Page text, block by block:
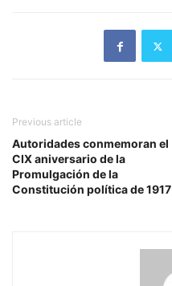
Previous article
Autoridades conmemoran el
CIX aniversario de la
Promulgación de la
Constitución política de 1917